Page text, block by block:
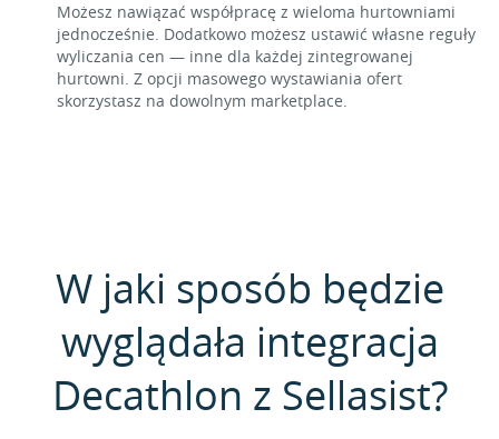
Możesz nawiązać współpracę z wieloma hurtowniami
jednocześnie. Dodatkowo możesz ustawić własne reguły
wyliczania cen — inne dla każdej zintegrowanej
hurtowni. Z opcji masowego wystawiania ofert
skorzystasz na dowolnym marketplace.
W jaki sposób będzie
wyglądała integracja
Decathlon z Sellasist?